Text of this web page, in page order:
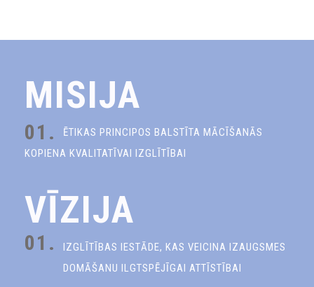
MISIJA
01.
ĒTIKAS PRINCIPOS BALSTĪTA MĀCĪŠANĀS
KOPIENA KVALITATĪVAI IZGLĪTĪBAI
VĪZIJA
01.
IZGLĪTĪBAS IESTĀDE, KAS VEICINA IZAUGSMES
DOMĀŠANU ILGTSPĒJĪGAI ATTĪSTĪBAI